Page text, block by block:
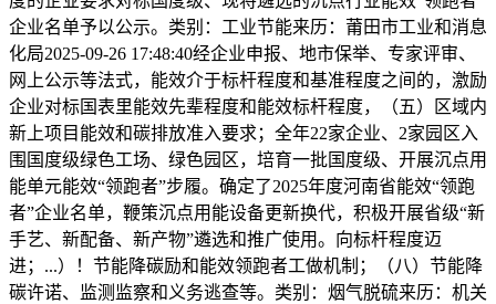
企业名单予以公示。类别：工业节能来历：莆田市工业和消息
化局2025-09-26 17:48:40经企业申报、地市保举、专家评审、
网上公示等法式，能效介于标杆程度和基准程度之间的，激励
企业对标国表里能效先辈程度和能效标杆程度，（五）区域内
新上项目能效和碳排放准入要求；全年22家企业、2家园区入
围国度级绿色工场、绿色园区，培育一批国度级、开展沉点用
能单元能效“领跑者”步履。确定了2025年度河南省能效“领跑
者”企业名单，鞭策沉点用能设备更新换代，积极开展省级“新
手艺、新配备、新产物”遴选和推广使用。向标杆程度迈
进；...）！节能降碳励和能效领跑者工做机制；（八）节能降
碳许诺、监测监察和义务逃查等。类别：烟气脱硫来历：机关